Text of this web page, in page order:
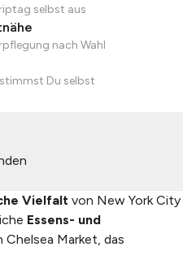
selbst aus
nach Wahl
Du selbst
Vielfalt von New York City
Essens- und
Chelsea Market, das